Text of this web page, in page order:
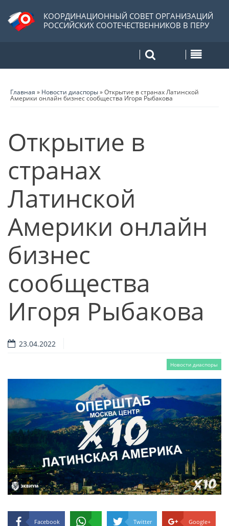
КООРДИНАЦИОННЫЙ СОВЕТ ОРГАНИЗАЦИЙ
РОССИЙСКИХ СООТЕЧЕСТВЕННИКОВ В ПЕРУ
Главная » Новости диаспоры»Открытие в странах Латинской
Америки онлайн бизнес сообщества Игоря Рыбакова
Открытие в
странах
Латинской
Америки онлайн
бизнес
сообщества
Игоря Рыбакова
23.04.2022
Новости диаспоры
Facebook Twitter Google+